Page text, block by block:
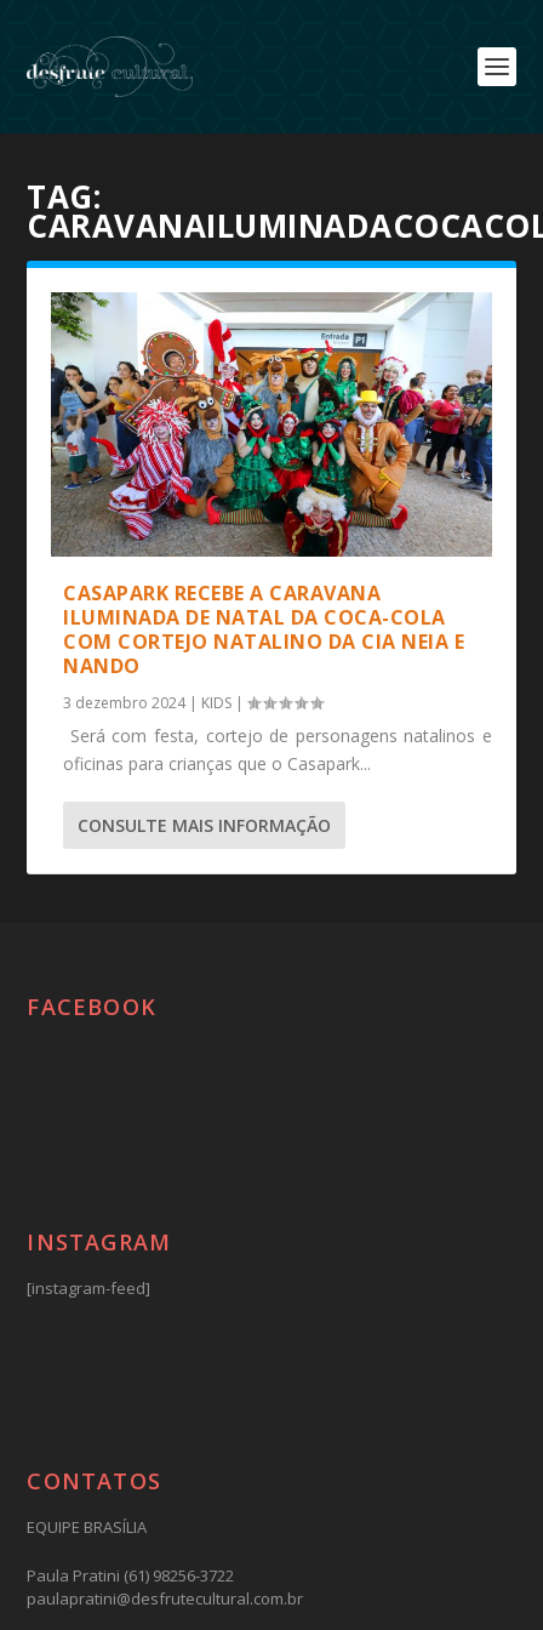
TAG:
CASAPARK RECEBE A CARAVANA
ILUMINADA DE NATAL DA COCA-COLA
COM CORTEJO NATALINO DA CIA NEIA E
NANDO
3 dezembro 2024| KIDS |
Será com festa, cortejo de personagens natalinos e
oficinas para crianças que o Casapark...
CONSULTE MAIS INFORMAÇÃO
FACEBOOK
INSTAGRAM
[instagram-feed]
CONTATOS
EQUIPE BRASÍLIA
Paula Pratini (61) 98256-3722
paulapratini@desfrutecultural.com.br